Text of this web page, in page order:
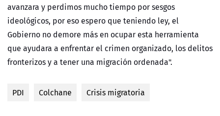
avanzara y perdimos mucho tiempo por sesgos
ideológicos, por eso espero que teniendo ley, el
Gobierno no demore más en ocupar esta herramienta
que ayudara a enfrentar el crimen organizado, los delitos
fronterizos y a tener una migración ordenada".
PDI Colchane Crisis migratoria